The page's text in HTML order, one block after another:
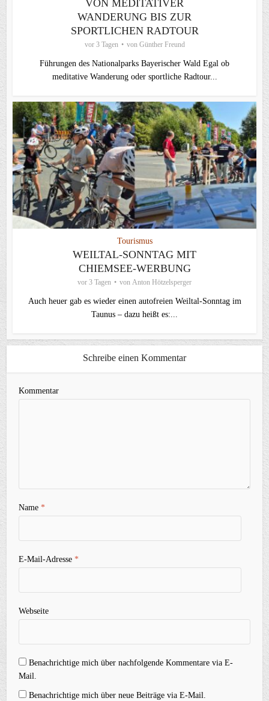
VON MEDITATIVER
WANDERUNG BIS ZUR
SPORTLICHEN RADTOUR
vor 3 Tagen von Günther Freund
Führungen des Nationalparks Bayerischer Wald Egal ob
meditative Wanderung oder sportliche Radtour...
Tourismus
WEILTAL-SONNTAG MIT
CHIEMSEE-WERBUNG
vor 3 Tagen von Anton Hötzelsperger
Auch heuer gab es wieder einen autofreien Weiltal-Sonntag im
Taunus – dazu heißt es:...
Schreibe einen Kommentar
Kommentar
Name*
E-Mail-Adresse*
Webseite
Benachrichtige mich über nachfolgende Kommentare via E-
Mail.
Benachrichtige mich über neue Beiträge via E-Mail.